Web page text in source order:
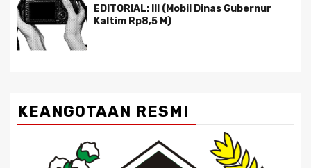
EDITORIAL: III (Mobil Dinas Gubernur
Kaltim Rp8,5 M)
KEANGOTAAN RESMI